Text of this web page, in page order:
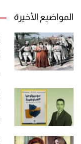
المواضيع الأخيرة